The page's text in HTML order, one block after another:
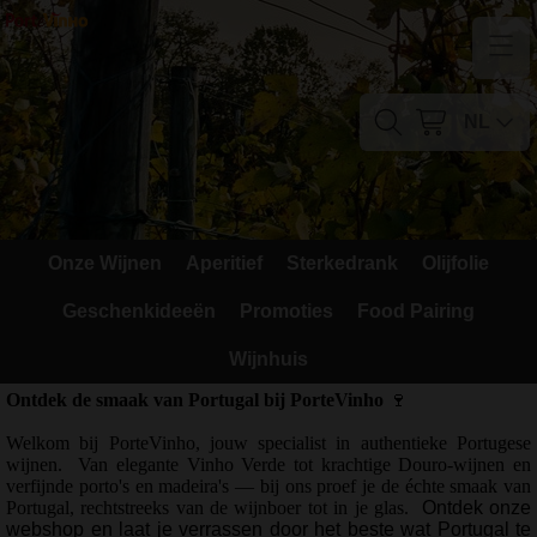
Home
Contact
Mijn account
Verzendkosten
Druivenrassen
Witte druiven
Rode Druiven
Ontdek de smaak van Portugal bij PorteVinho 🍷
Welkom bij PorteVinho, jouw specialist in authentieke Portugese
wijnen.
Van elegante Vinho Verde tot krachtige Douro-wijnen en
verfijnde porto's en madeira's — bij ons proef je de échte smaak van
Portugal, rechtstreeks van de wijnboer tot in je glas.
Ontdek onze
webshop en laat je verrassen door het beste wat Portugal te